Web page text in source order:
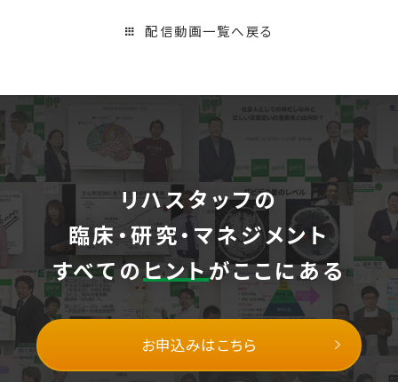
配信動画一覧へ戻る
リハスタッフの
臨床・研究・マネジメント
すべてのヒントがここにある
お申込みはこちら